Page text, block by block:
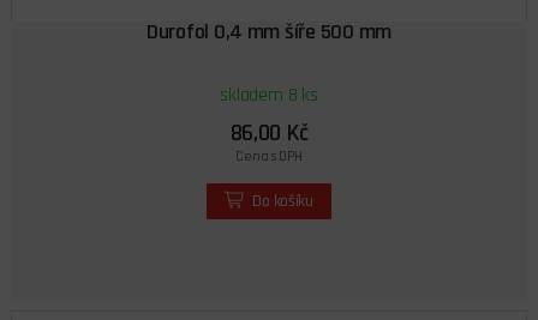
Durofol 0,4 mm šíře 500 mm
skladem 8 ks
86,00 Kč
Cena s DPH
Do košíku